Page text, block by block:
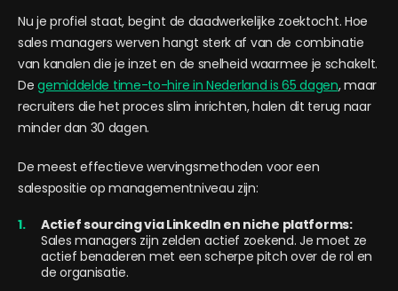
Nu je profiel staat, begint de daadwerkelijke zoektocht. Hoe
sales managers werven hangt sterk af van de combinatie
van kanalen die je inzet en de snelheid waarmee je schakelt.
Degemiddelde time-to-hire in Nederland is 65 dagen, maar
recruiters die het proces slim inrichten, halen dit terug naar
minder dan 30 dagen.
De meest effectieve wervingsmethoden voor een
salespositie op managementniveau zijn:
Actief sourcing via LinkedIn en niche platforms:
Sales managers zijn zelden actief zoekend. Je moet ze
actief benaderen met een scherpe pitch over de rol en
de organisatie.